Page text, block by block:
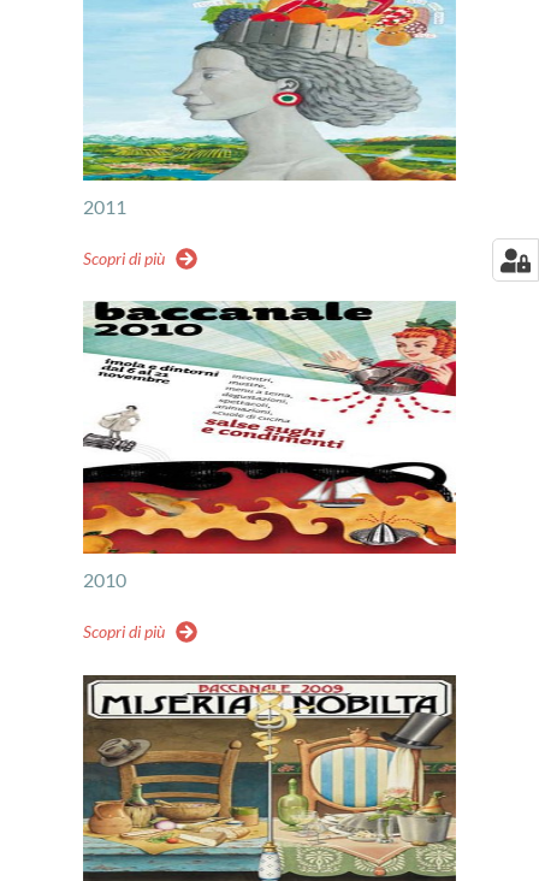
2011
Scopri di più
2010
Scopri di più